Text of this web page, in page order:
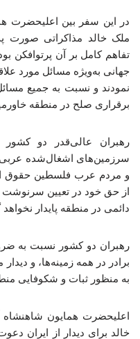
در این سفر بین اعلیحضرت
ملک خالد مذاکراتی
تفاهم کامل بر آن پرتوافکن
جهانی به‌ویژه مسائل مورد
نمودند و نسبت به جمیع
برقراری صلح در منطقه
رهبران عالی‌قدر دو کشور
سرزمین‌های اشغال‌شده
و مردم عرب فلسطین حقوق
از حق خود در تعیین سرنوشت
دائمی در منطقه پایدار نخواهد
رهبران دو کشور نسبت به
برادر در همه زمینه‌ها، و
به منظور ثبات و شکوفایی
اعلیحضرت همایون شاهنشاه
خالد برای دیدار از ایران